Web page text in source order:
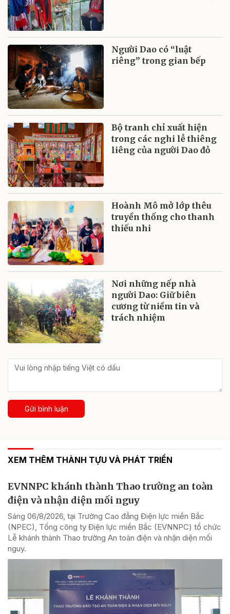
Người Dao có “luật
riêng” trong gian bếp
Bộ tranh chỉ xuất hiện
trong các nghi lễ thiêng
liêng của người Dao đỏ
Hoành Mô mở lớp thêu
truyền thống cho thanh
thiếu nhi
Nơi những nếp nhà
người Dao: Giữ biên
cương từ niềm tin và
trách nhiệm
Gửi bình luận
XEM THÊM THÀNH TỰU VÀ PHÁT TRIỂN
EVNNPC khánh thành Thao trường an toàn
điện và nhận diện mối nguy
Sáng 06/8/2026, tại Trường Cao đẳng Điện lực miền Bắc
(NPEC), Tổng công ty Điện lực miền Bắc (EVNNPC) tổ chức
Lễ khánh thành Thao trường An toàn điện và nhận diện mối
nguy.